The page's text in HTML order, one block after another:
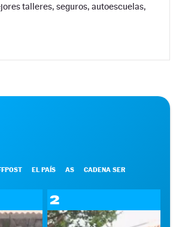
talleres, seguros, autoescuelas,
EL PAÍS AS CADENA SER
2